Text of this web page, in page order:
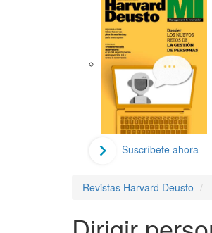
Suscríbete ahora
Revistas Harvard Deusto